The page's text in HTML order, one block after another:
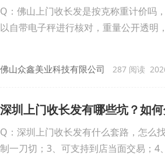
Q：佛山上门收长发是按克称重计价吗
以自带电子秤进行核对，重量公开透明
佛山众鑫美业科技有限公司 287 阅读
深圳上门收长发有哪些坑？如
Q：深圳上门收长发有什么套路，怎么
制一刀切；3、可支持到店当面交易；4